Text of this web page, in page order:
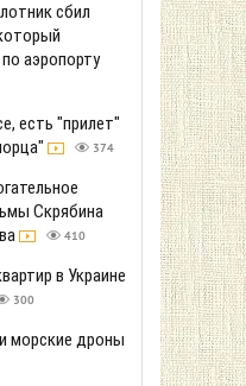
сбил
аэропорту
есть "прилет"
374
Скрябина
410
в Украине
300
морские дроны